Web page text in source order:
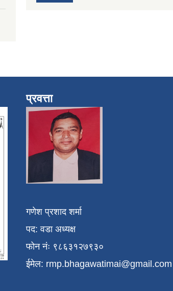
प्रवत्ता
गणेश प्रशाद शर्मा
पद: वडा अध्यक्ष
फोन नंः ९८६३१२७९३०
ईमेल: rmp.bhagawatimai@gmail.com